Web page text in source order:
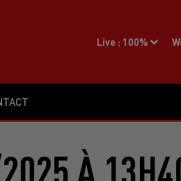
Live : 100%
À